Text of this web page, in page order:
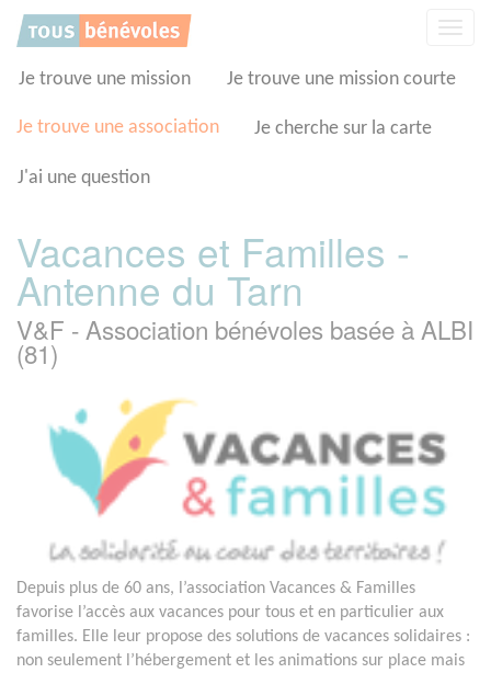
Je trouve une mission Je trouve une mission courte
Je trouve une association Je cherche sur la carte
J'ai une question
Vacances et Familles -
Antenne du Tarn
V&F - Association bénévoles basée à ALBI
(81)
Depuis plus de 60 ans, l’association Vacances & Familles
favorise l’accès aux vacances pour tous et en particulier aux
familles. Elle leur propose des solutions de vacances solidaires :
non seulement l’hébergement et les animations sur place mais
Panneau de gestion des cookies